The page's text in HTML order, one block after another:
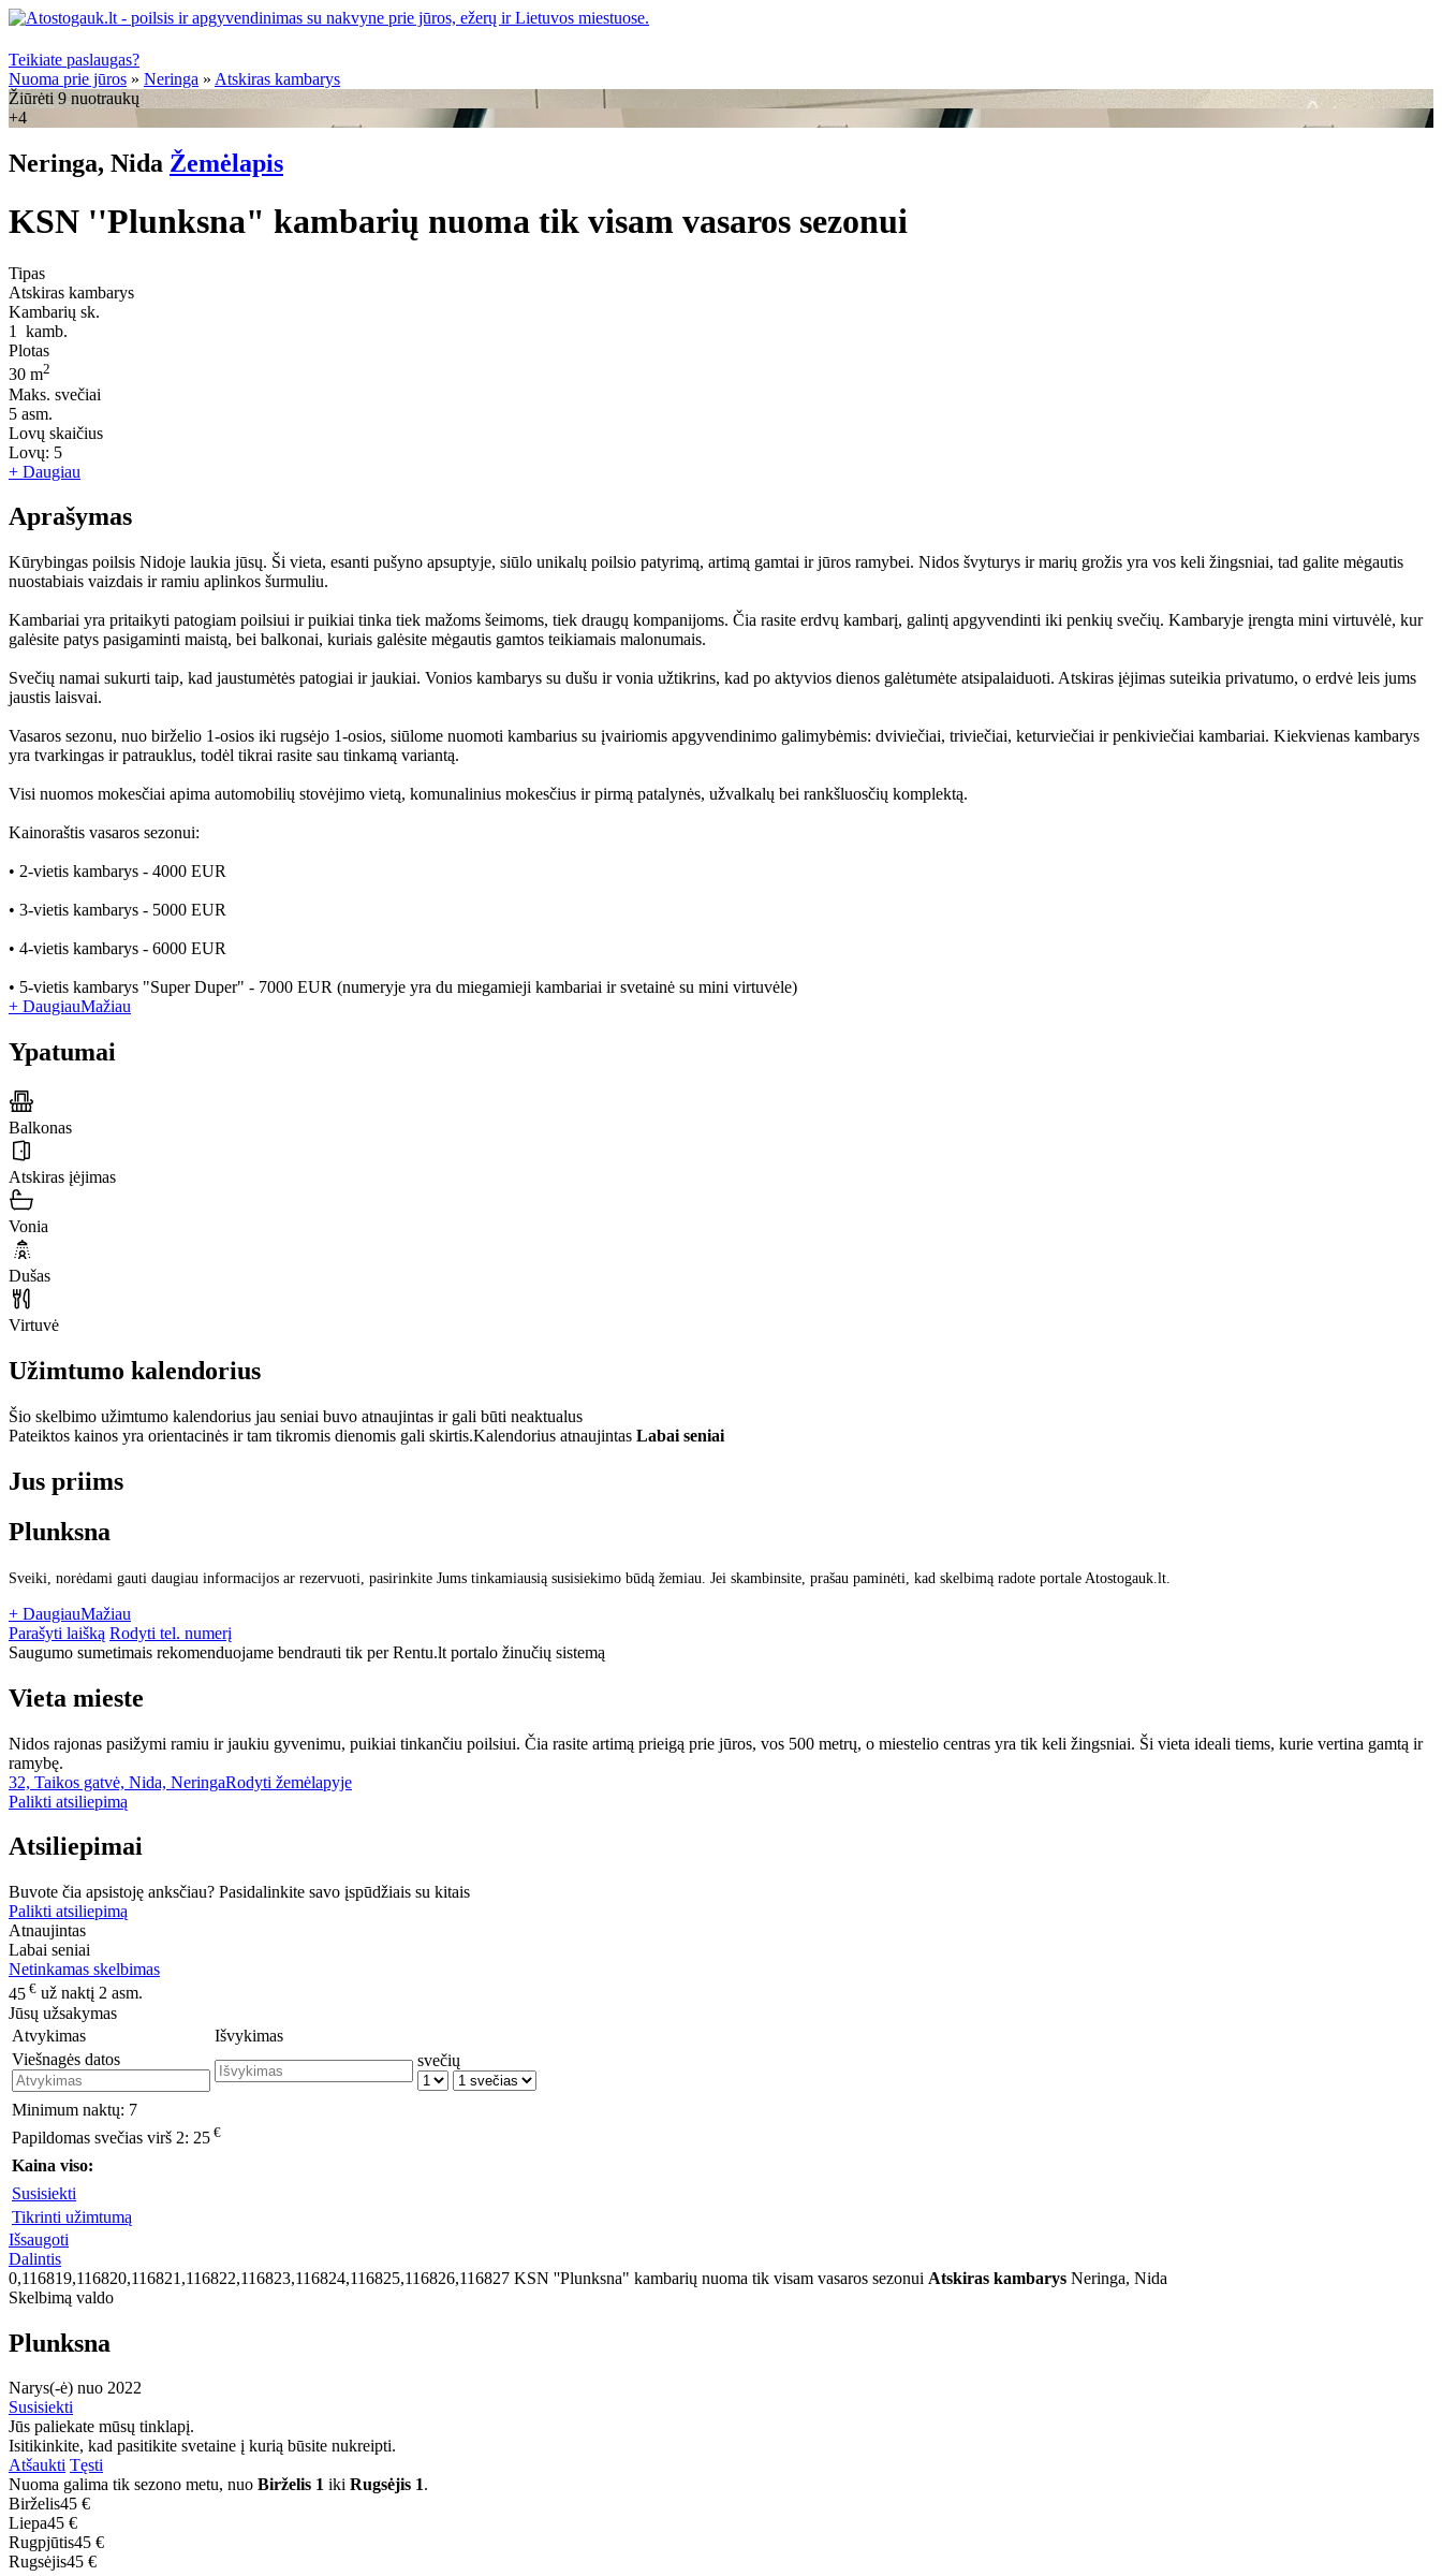
Teikiate paslaugas?
Nuoma prie jūros » Neringa » Atskiras kambarys
Žiūrėti 9 nuotraukų
+4
Neringa, Nida Žemėlapis
KSN ''Plunksna" kambarių nuoma tik visam vasaros sezonui
Tipas
Atskiras kambarys
Kambarių sk.
1
kamb.
Plotas
30 m2
Maks. svečiai
5 asm.
Lovų skaičius
Lovų: 5
+ Daugiau
Aprašymas
Kūrybingas poilsis Nidoje laukia jūsų. Ši vieta, esanti pušyno apsuptyje, siūlo unikalų poilsio patyrimą, artimą gamtai ir jūros ramybei. Nidos švyturys ir marių grožis yra vos keli žingsniai, tad galite mėgautis
nuostabiais vaizdais ir ramiu aplinkos šurmuliu.
Kambariai yra pritaikyti patogiam poilsiui ir puikiai tinka tiek mažoms šeimoms, tiek draugų kompanijoms. Čia rasite erdvų kambarį, galintį apgyvendinti iki penkių svečių. Kambaryje įrengta mini virtuvėlė, kur
galėsite patys pasigaminti maistą, bei balkonai, kuriais galėsite mėgautis gamtos teikiamais malonumais.
Svečių namai sukurti taip, kad jaustumėtės patogiai ir jaukiai. Vonios kambarys su dušu ir vonia užtikrins, kad po aktyvios dienos galėtumėte atsipalaiduoti. Atskiras įėjimas suteikia privatumo, o erdvė leis jums
jaustis laisvai.
Vasaros sezonu, nuo birželio 1-osios iki rugsėjo 1-osios, siūlome nuomoti kambarius su įvairiomis apgyvendinimo galimybėmis: dviviečiai, triviečiai, keturviečiai ir penkiviečiai kambariai. Kiekvienas kambarys
yra tvarkingas ir patrauklus, todėl tikrai rasite sau tinkamą variantą.
Visi nuomos mokesčiai apima automobilių stovėjimo vietą, komunalinius mokesčius ir pirmą patalynės, užvalkalų bei rankšluosčių komplektą.
Kainoraštis vasaros sezonui:
• 2-vietis kambarys - 4000 EUR
• 3-vietis kambarys - 5000 EUR
• 4-vietis kambarys - 6000 EUR
• 5-vietis kambarys "Super Duper" - 7000 EUR (numeryje yra du miegamieji kambariai ir svetainė su mini virtuvėle)
+ DaugiauMažiau
Ypatumai
Balkonas
Atskiras įėjimas
Vonia
Dušas
Virtuvė
Užimtumo kalendorius
Šio skelbimo užimtumo kalendorius jau seniai buvo atnaujintas ir gali būti neaktualus
Pateiktos kainos yra orientacinės ir tam tikromis dienomis gali skirtis.Kalendorius atnaujintas Labai seniai
Jus priims
Plunksna
Sveiki, norėdami gauti daugiau informacijos ar rezervuoti, pasirinkite Jums tinkamiausią susisiekimo būdą žemiau. Jei skambinsite, prašau paminėti, kad skelbimą radote portale Atostogauk.lt.
+ DaugiauMažiau
Parašyti laišką Rodyti tel. numerį
Saugumo sumetimais rekomenduojame bendrauti tik per Rentu.lt portalo žinučių sistemą
Vieta mieste
Nidos rajonas pasižymi ramiu ir jaukiu gyvenimu, puikiai tinkančiu poilsiui. Čia rasite artimą prieigą prie jūros, vos 500 metrų, o miestelio centras yra tik keli žingsniai. Ši vieta ideali tiems, kurie vertina gamtą ir
ramybę.
32, Taikos gatvė, Nida, NeringaRodyti žemėlapyje
Palikti atsiliepimą
Atsiliepimai
Buvote čia apsistoję anksčiau? Pasidalinkite savo įspūdžiais su kitais
Palikti atsiliepimą
Atnaujintas
Labai seniai
Netinkamas skelbimas
45 € už naktį 2 asm.
Jūsų užsakymas
Atvykimas
Išvykimas
Viešnagės datos
svečių
Minimum naktų: 7
Papildomas svečias virš 2: 25 €
Kaina viso:
Susisiekti
Tikrinti užimtumą
Išsaugoti
Dalintis
0,116819,116820,116821,116822,116823,116824,116825,116826,116827 KSN ''Plunksna" kambarių nuoma tik visam vasaros sezonui Atskiras kambarys Neringa, Nida
Skelbimą valdo
Plunksna
Narys(-ė) nuo 2022
Susisiekti
Jūs paliekate mūsų tinklapį.
Isitikinkite, kad pasitikite svetaine į kurią būsite nukreipti.
Atšaukti Tęsti
Nuoma galima tik sezono metu, nuo Birželis 1 iki Rugsėjis 1.
Birželis45 €
Liepa45 €
Rugpjūtis45 €
Rugsėjis45 €